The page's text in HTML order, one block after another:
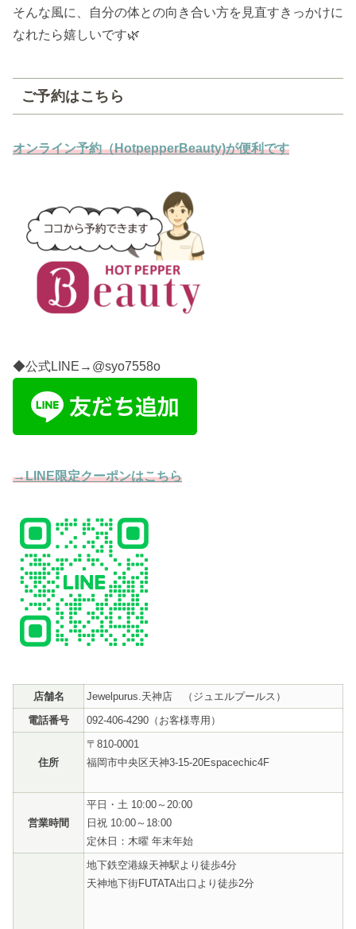
そんな風に、自分の体との向き合い方を見直すきっかけに
なれたら嬉しいです🌿
ご予約はこちら
オンライン予約（HotpepperBeauty)が便利です
◆公式LINE→@syo7558o
→LINE限定クーポンはこちら
店舗名 Jewelpurus.天神店
（ジュエルプールス）
電話番号
092-406-4290（お客様専用）
住所
〒810-0001
福岡市中央区天神3-15-20Espacechic4F
営業時間
平日・土 10:00～20:00
日祝 10:00～18:00
定休日：木曜 年末年始
地下鉄空港線天神駅より徒歩4分
天神地下街FUTATA出口より徒歩2分